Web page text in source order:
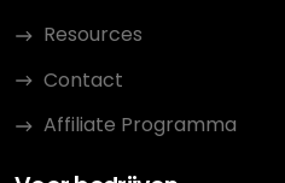
Resources
Contact
Affiliate Programma